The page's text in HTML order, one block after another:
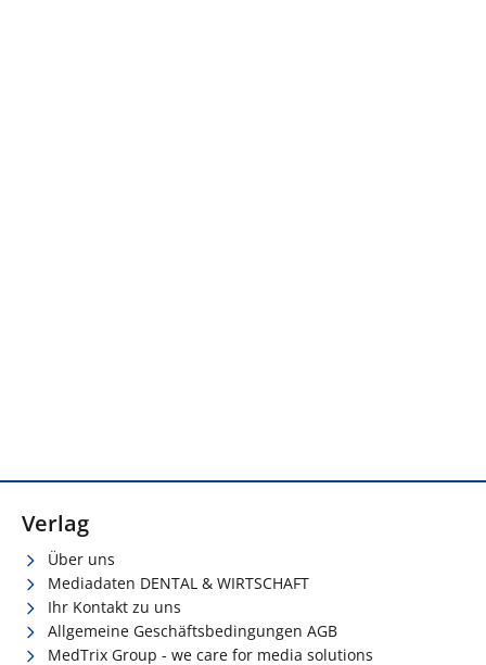
Verlag
Über uns
Mediadaten DENTAL & WIRTSCHAFT
Ihr Kontakt zu uns
Allgemeine Geschäftsbedingungen AGB
MedTrix Group - we care for media solutions